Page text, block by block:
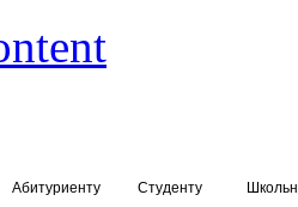
Абитуриенту Студенту